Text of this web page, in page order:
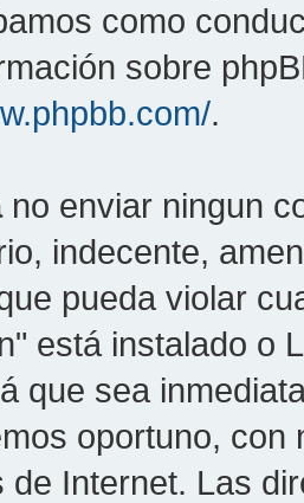
como
sobre
.
no enviar ningun
indecente,
pueda violar
está instalado o
que sea
oportuno, con
de Internet. Las